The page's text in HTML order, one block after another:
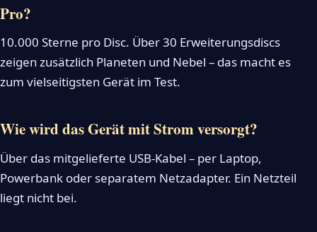
Pro?
10.000 Sterne pro Disc. Über 30 Erweiterungsdiscs
zeigen zusätzlich Planeten und Nebel – das macht es
zum vielseitigsten Gerät im Test.
Wie wird das Gerät mit Strom versorgt?
Über das mitgelieferte USB-Kabel – per Laptop,
Powerbank oder separatem Netzadapter. Ein Netzteil
liegt nicht bei.